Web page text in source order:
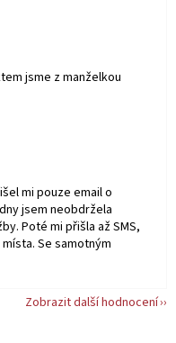
5 hvězdiček.
jsme z manželkou
5 hvězdiček.
mi pouze email o
jsem neobdržela
Poté mi přišla až SMS,
Se samotným
Zobrazit další hodnocení